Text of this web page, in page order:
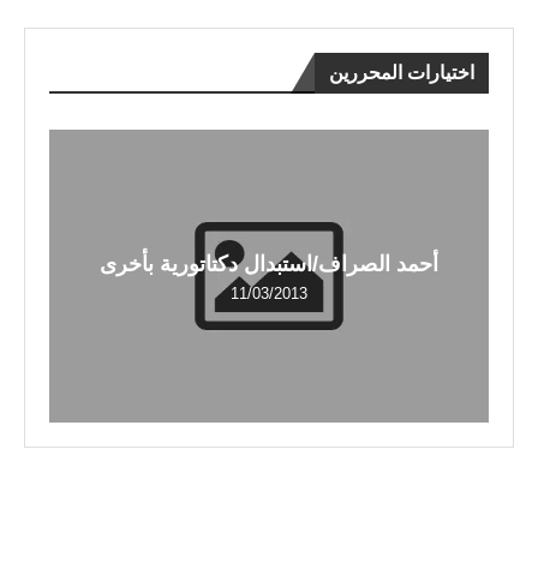
اختيارات المحررين
أحمد الصراف/استبدال دكتاتورية بأخرى
11/03/2013